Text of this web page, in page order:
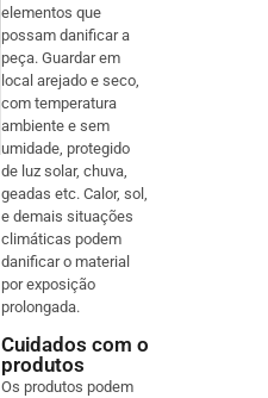
elementos que
possam danificar a
peça. Guardar em
local arejado e seco,
com temperatura
ambiente e sem
umidade, protegido
de luz solar, chuva,
geadas etc. Calor, sol,
e demais situações
climáticas podem
danificar o material
por exposição
prolongada.
Cuidados com o
produtos
Os produtos podem